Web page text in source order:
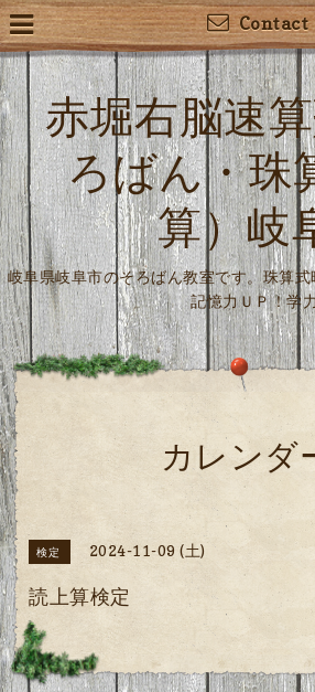
Contact
赤堀右脳速
ろばん・珠
算）岐
岐阜県岐阜市のそろばん教室です。珠算
記憶力ＵＰ！学力
カレンダ
検定 2024-11-09 (土)
読上算検定